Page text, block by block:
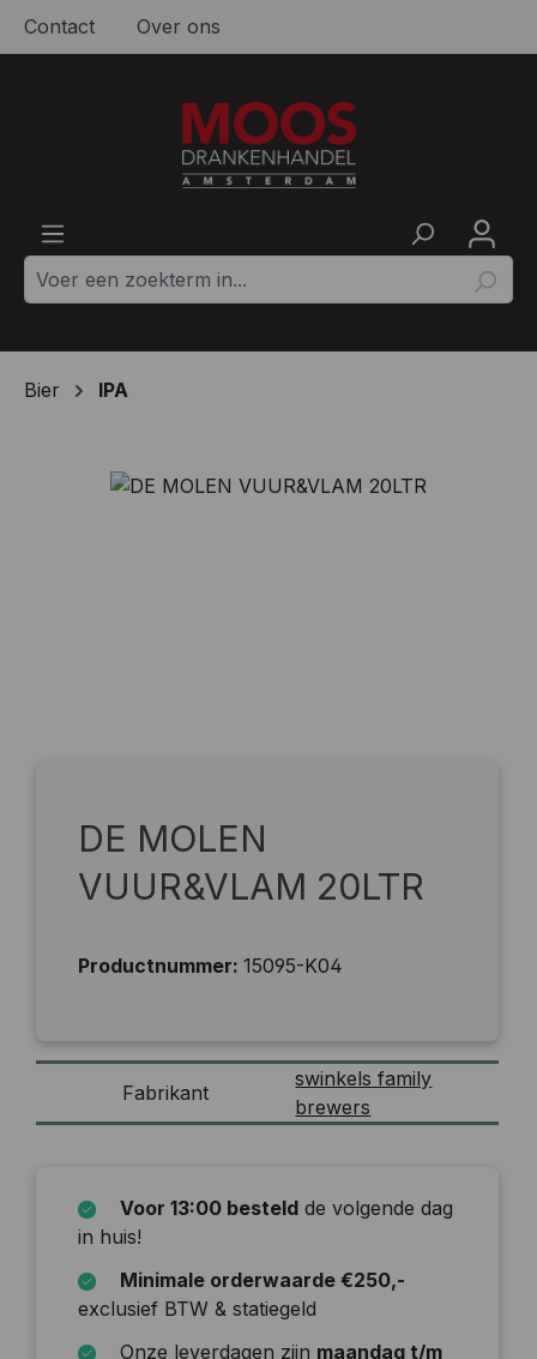
Ga naar de hoofdinhoud
Contact Over ons
Bier IPA
Afbeeldingengalerij overslaan
DE MOLEN
VUUR&VLAM 20LTR
Productnummer: 15095-K04
Fabrikant
swinkels family
brewers
Voor 13:00 besteld de volgende dag
in huis!
Minimale orderwaarde €250,-
exclusief BTW & statiegeld
Onze leverdagen zijn maandag t/m